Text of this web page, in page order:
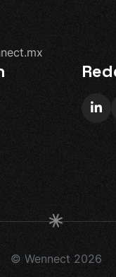
© Wennect 2026